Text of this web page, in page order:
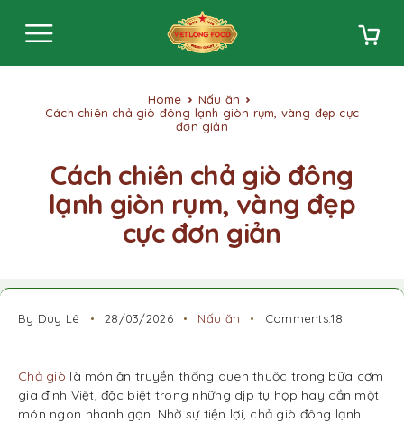
Home
Nấu ăn
Cách chiên chả giò đông lạnh giòn rụm, vàng đẹp cực
đơn giản
Cách chiên chả giò đông
lạnh giòn rụm, vàng đẹp
cực đơn giản
By Duy Lê 28/03/2026 Nấu ăn Comments:18
Chả giò là món ăn truyền thống quen thuộc trong bữa cơm
gia đình Việt, đặc biệt trong những dịp tụ họp hay cần một
món ngon nhanh gọn. Nhờ sự tiện lợi, chả giò đông lạnh